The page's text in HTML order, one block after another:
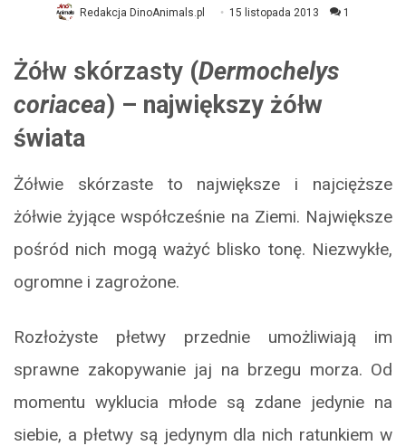
Redakcja DinoAnimals.pl 15 listopada 2013 1
Żółw skórzasty (Dermochelys
coriacea) – największy żółw
świata
Żółwie skórzaste to największe i najcięższe
żółwie żyjące współcześnie na Ziemi. Największe
pośród nich mogą ważyć blisko tonę. Niezwykłe,
ogromne i zagrożone.
Rozłożyste płetwy przednie umożliwiają im
sprawne zakopywanie jaj na brzegu morza. Od
momentu wyklucia młode są zdane jedynie na
siebie, a płetwy są jedynym dla nich ratunkiem w